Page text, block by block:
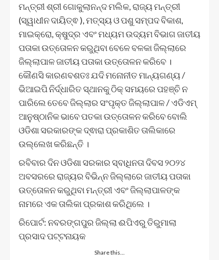
ମନ୍ତ୍ରୀ ଶ୍ରୀ ଗୋକୁଲାନନ୍ଦ ମଲିକ, ରାଜ୍ୟ ମନ୍ତ୍ରୀ
(ସ୍ୱାଧୀନ ଦାୟିତ୍ଵ ), ମତ୍ସ୍ୟ ଓ ପଶୁ ସମ୍ପଦ ବିକାଶ,
ମାଇକ୍ରୋ, କ୍ଷୁଦ୍ର ଏବଂ ମଧ୍ୟମ ଉଦ୍ୟମ ବିଭାଗ ଜାତୀୟ
ପତାକା ଉତ୍ତୋଳନ କରୁଥିବା ବେଳେ ବଳକା ଜିଲ୍ଲାରେ
ଜିଲ୍ଲାପାଳ ଜାତୀୟ ପତାକା ଉତ୍ତୋଳନ କରିବେ ।
କୌଣସି କାରଣବଶତଃ ଯଦି ମନୋନୀତ ମାନ୍ୟଗଣ୍ୟ /
ଭିଆଇପି ନିର୍ଦ୍ଧାରିତ ସ୍ଥାନକୁ ଠିକ୍ ସମୟରେ ପହଞ୍ଚି ନ
ପାରିଲେ ତେବେ ଜିଲ୍ଲାର ସଂପୃକ୍ତ ଜିଲ୍ଲାପାଳ / ଏଡିଏମ୍
ଆନୁଷ୍ଠାନିକ ଭାବେ ପତକା ଉତ୍ତୋଳନ କରିବେ ବୋଲି
ଓଡିଶା ସରକାରଙ୍କ ଦ୍ଵାରା ପ୍ରକାଶିତ ତାଲିକାରେ
ଉଲ୍ଲେଖ କରିଛନ୍ତି ।
ରବିବାର ଦିନ ଓଡିଶା ସରକାର ସ୍ବାଧିନତା ଦିବସ ୨୦୨୪
ଅବସରରେ ରାଜ୍ୟର ବିଭିନ୍ନ ଜିଲ୍ଲାରେ ଜାତୀୟ ପତାକା
ଉତ୍ତୋଳନ କରୁଥିବା ମନ୍ତ୍ରୀ ଏବଂ ଜିଲ୍ଲାପାଳଙ୍କ
ନାମରେ ଏକ ତାଲିକା ପ୍ରକାଶ କରିଥିଲେ ।
ରିପୋର୍ଟ: ନବରଙ୍ଗପୁର ଜିଲ୍ଲା ଈପିଏରୁ ତିରୁମାଲା
ପ୍ରସାଦ ପଟ୍ଟନାୟକ
Share this…